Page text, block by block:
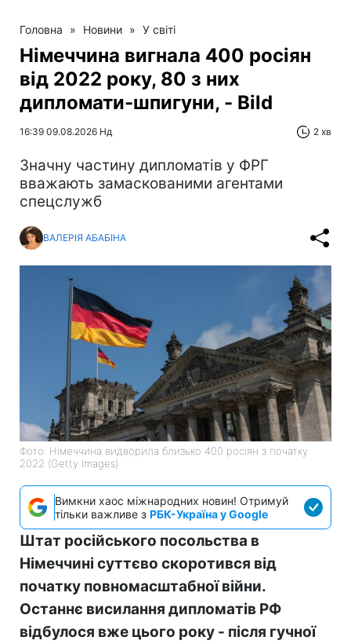
Головна » Новини » У світі
Німеччина вигнала 400 росіян
від 2022 року, 80 з них
дипломати-шпигуни, - Bild
16:39 09.08.2026 Нд 2 хв
Значну частину дипломатів у ФРГ
вважають замаскованими агентами
спецслужб
ВАЛЕРІЯ АБАБІНА
Фото: Німеччина видворила близько 400 росіян з початку
2022 (Getty Images)
Вимкни хаос міжнародних новин! Отримуй
тільки важливе з РБК-Україна у Google
Штат російського посольства в
Німеччині суттєво скоротився від
початку повномасштабної війни.
Останнє висилання дипломатів РФ
відбулося вже цього року - після гучної